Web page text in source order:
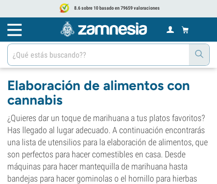
8.6 sobre 10 basado en 79659 valoraciones
Elaboración de alimentos con
cannabis
¿Quieres dar un toque de marihuana a tus platos favoritos?
Has llegado al lugar adecuado. A continuación encontrarás
una lista de utensilios para la elaboración de alimentos, que
son perfectos para hacer comestibles en casa. Desde
máquinas para hacer mantequilla de marihuana hasta
bandejas para hacer gominolas o el hornillo para hierbas